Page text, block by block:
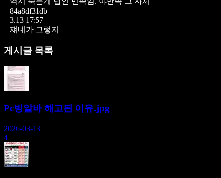
84a8df31db
3.13 17:57
쟤네가 그렇지
게시글 목록
Pc방알바 해고된 이유.jpg
2026-03-13
4